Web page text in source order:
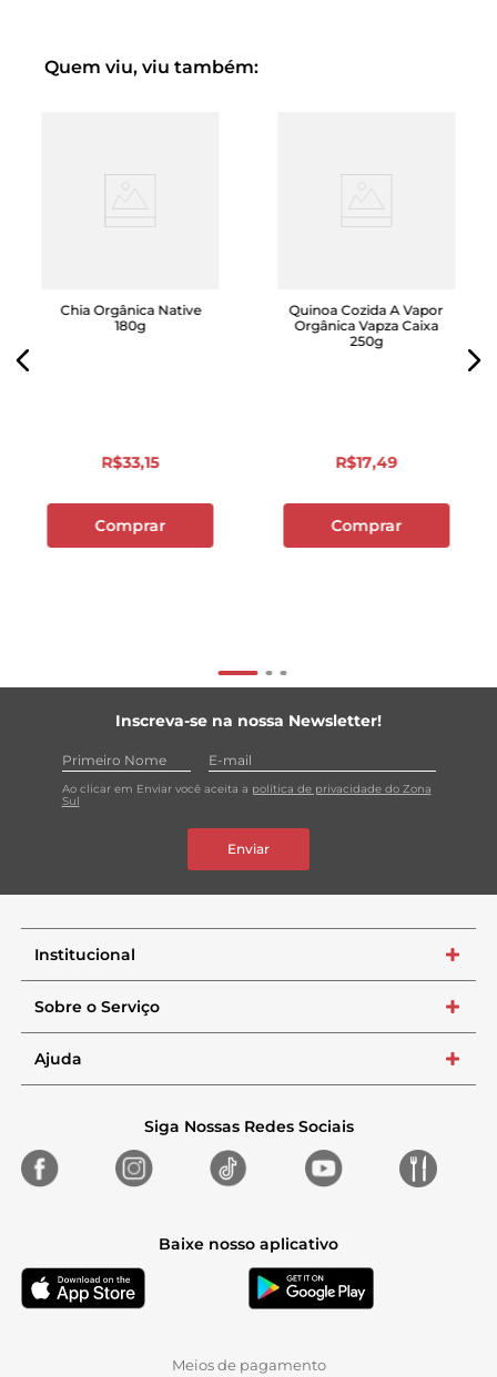
Quem viu, viu também:
Chia Orgânica Native
180g
R$33,15
Comprar
Quinoa Cozida A Vapor
Orgânica Vapza Caixa
250g
R$17,49
Comprar
Inscreva-se na nossa Newsletter!
Ao clicar em Enviar você aceita a política de privacidade do Zona
Sul
Enviar
Institucional +
Sobre o Serviço +
Ajuda +
Siga Nossas Redes Sociais
Baixe nosso aplicativo
Meios de pagamento